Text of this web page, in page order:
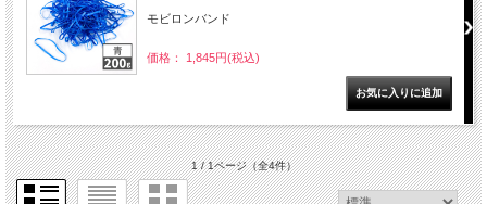
モビロンバンド
価格： 1,845円(税込)
1 / 1ページ（全4件）